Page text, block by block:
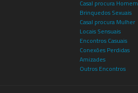
Casal procura Homem
Brinquedos Sexuais
Casal procura Mulher
Locais Sensuais
Encontros Casuais
Conexões Perdidas
Amizades
Outros Encontros